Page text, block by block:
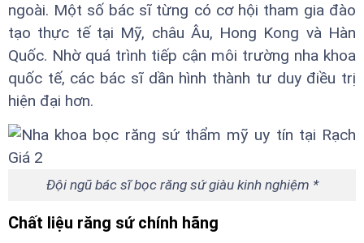
ngoài. Một số bác sĩ từng có cơ hội tham gia đào
tạo thực tế tại Mỹ, châu Âu, Hong Kong và Hàn
Quốc. Nhờ quá trình tiếp cận môi trường nha khoa
quốc tế, các bác sĩ dần hình thành tư duy điều trị
hiện đại hơn.
Đội ngũ bác sĩ bọc răng sứ giàu kinh nghiệm *
Chất liệu răng sứ chính hãng